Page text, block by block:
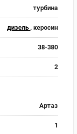
турбина
дизель , керосин
38-380
2
Артаз
1